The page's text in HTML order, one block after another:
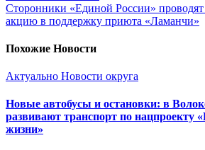
Сторонники «Единой России»
акцию в поддержку приюта «Ламанчи»
Похожие Новости
Актуально Новости округа
Новые автобусы и остановки: в
развивают транспорт по нацпроекту
жизни»